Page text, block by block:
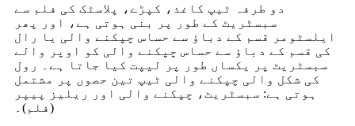
دو طرفہ ٹیپ کاغذ، کپڑے، پلاسٹک کی فلم سے
سبسٹریٹ کے طور پر بنی ہوتی ہے، اور پھر
ایلسٹومر قسم کے دباؤ سے حساس چپکنے والی یا رال
کی قسم کے دباؤ سے حساس چپکنے والی کو اوپر والے
سبسٹریٹ پر یکساں طور پر لیپت کیا جاتا ہے۔ رول
کی شکل والی چپکنے والی ٹیپ تین حصوں پر مشتمل
ہوتی ہے: سبسٹریٹ، چپکنے والی اور ریلیز پیپر
(فلم)۔